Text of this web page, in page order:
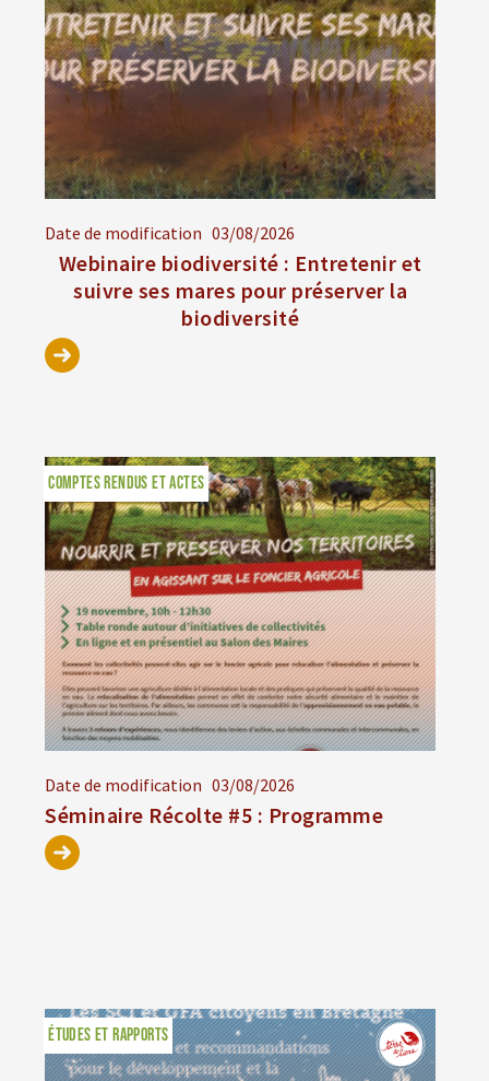
Date de modification 03/08/2026
Webinaire biodiversité : Entretenir et
suivre ses mares pour préserver la
biodiversité
Date de modification 03/08/2026
Séminaire Récolte #5 : Programme
COMPTES RENDUS ET ACTES
ÉTUDES ET RAPPORTS